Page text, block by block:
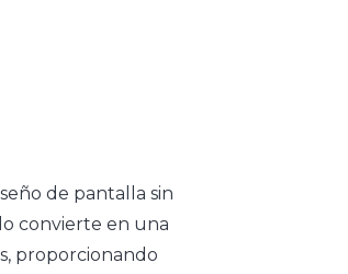
de pantalla sin
convierte en una
proporcionando